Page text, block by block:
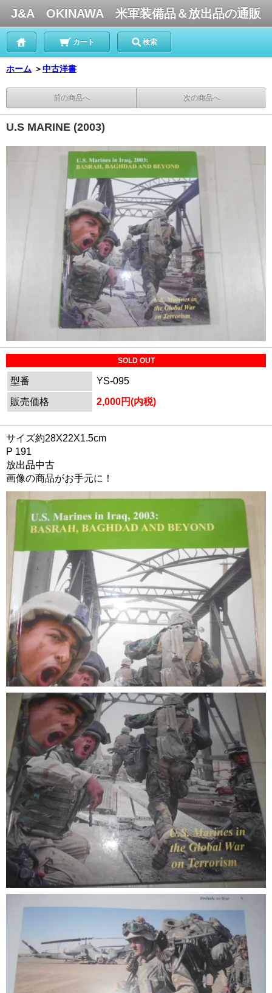
J&A OKINAWA 米軍装備品＆放出品の通販
カート 検索
ホーム ＞中古洋書
前の商品へ 次の商品へ
U.S MARINE (2003)
SOLD OUT
型番
YS-095
販売価格
2,000円(内税)
サイズ約28X22X1.5cm
P 191
放出品中古
画像の商品がお手元に！